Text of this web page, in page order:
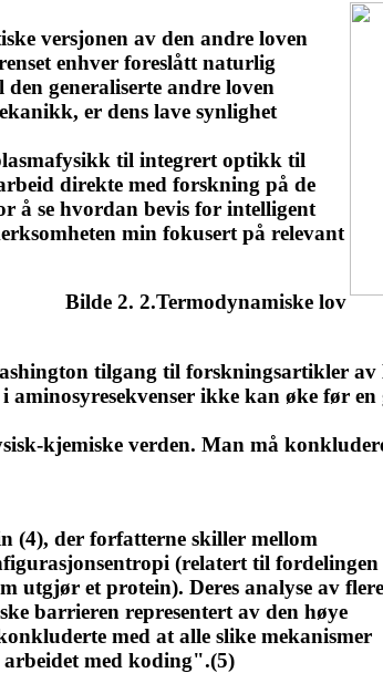
versjonen av den andre loven
enhver foreslått naturlig
generaliserte andre loven
er dens lave synlighet
til integrert optikk til
direkte med forskning på de
å se hvordan bevis for intelligent
min fokusert på relevant
Bilde 2. 2.Termodynamiske lov
tilgang til forskningsartikler
ikke kan øke før
kjemiske verden. Man må
(4), der forfatterne skiller mellom
(relatert til fordelingen
utgjør et protein). Deres analyse av flere
barrieren representert av den høye
med at alle slike mekanismer
med koding".(5)